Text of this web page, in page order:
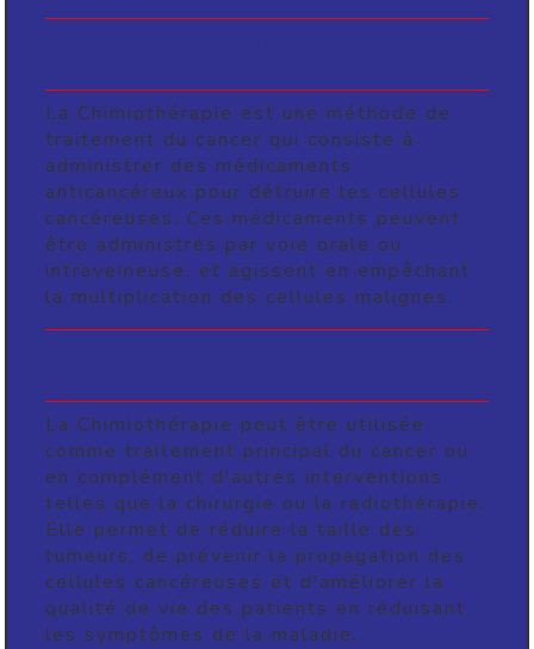
La Chimiothérapie est une méthode de
traitement du cancer qui consiste à
administrer des médicaments
anticancéreux pour détruire les cellules
cancéreuses. Ces médicaments peuvent
être administrés par voie orale ou
intraveineuse, et agissent en empêchant
la multiplication des cellules malignes.
La Chimiothérapie peut être utilisée
comme traitement principal du cancer ou
en complément d'autres interventions
telles que la chirurgie ou la radiothérapie.
Elle permet de réduire la taille des
tumeurs, de prévenir la propagation des
cellules cancéreuses et d'améliorer la
qualité de vie des patients en réduisant
les symptômes de la maladie.